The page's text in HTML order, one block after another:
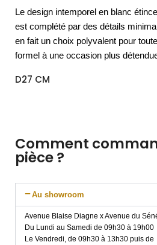
Le design intemporel en blanc
est complété par des détails
en fait un choix polyvalent pour
formel à une occasion plus
D27 CM
Comment
pièce ?
Au showroom
Avenue Blaise Diagne x Avenue du
Du Lundi au Samedi de 09h30 à 19h00
Le Vendredi, de 09h30 à 13h30 puis de